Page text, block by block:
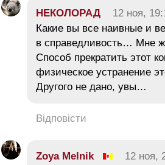
НЕКОЛОРАД 12 ноя,
Какие вы все наивные и
в справедливость… Мне
Способ прекратить этот
физическое устранение
Другого не дано, увы…
Відповісти
Zoya Melnik 12 ноя,